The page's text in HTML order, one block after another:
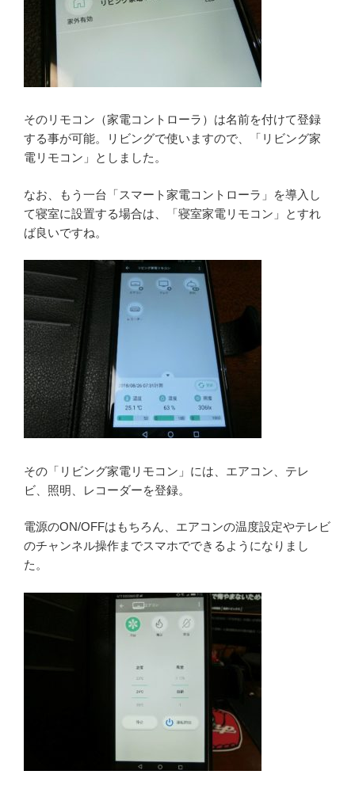
そのリモコン（家電コントローラ）は名前を付けて登録
する事が可能。リビングで使いますので、「リビング家
電リモコン」としました。
なお、もう一台「スマート家電コントローラ」を導入し
て寝室に設置する場合は、「寝室家電リモコン」とすれ
ば良いですね。
その「リビング家電リモコン」には、エアコン、テレ
ビ、照明、レコーダーを登録。
電源のON/OFFはもちろん、エアコンの温度設定やテレビ
のチャンネル操作までスマホでできるようになりまし
た。